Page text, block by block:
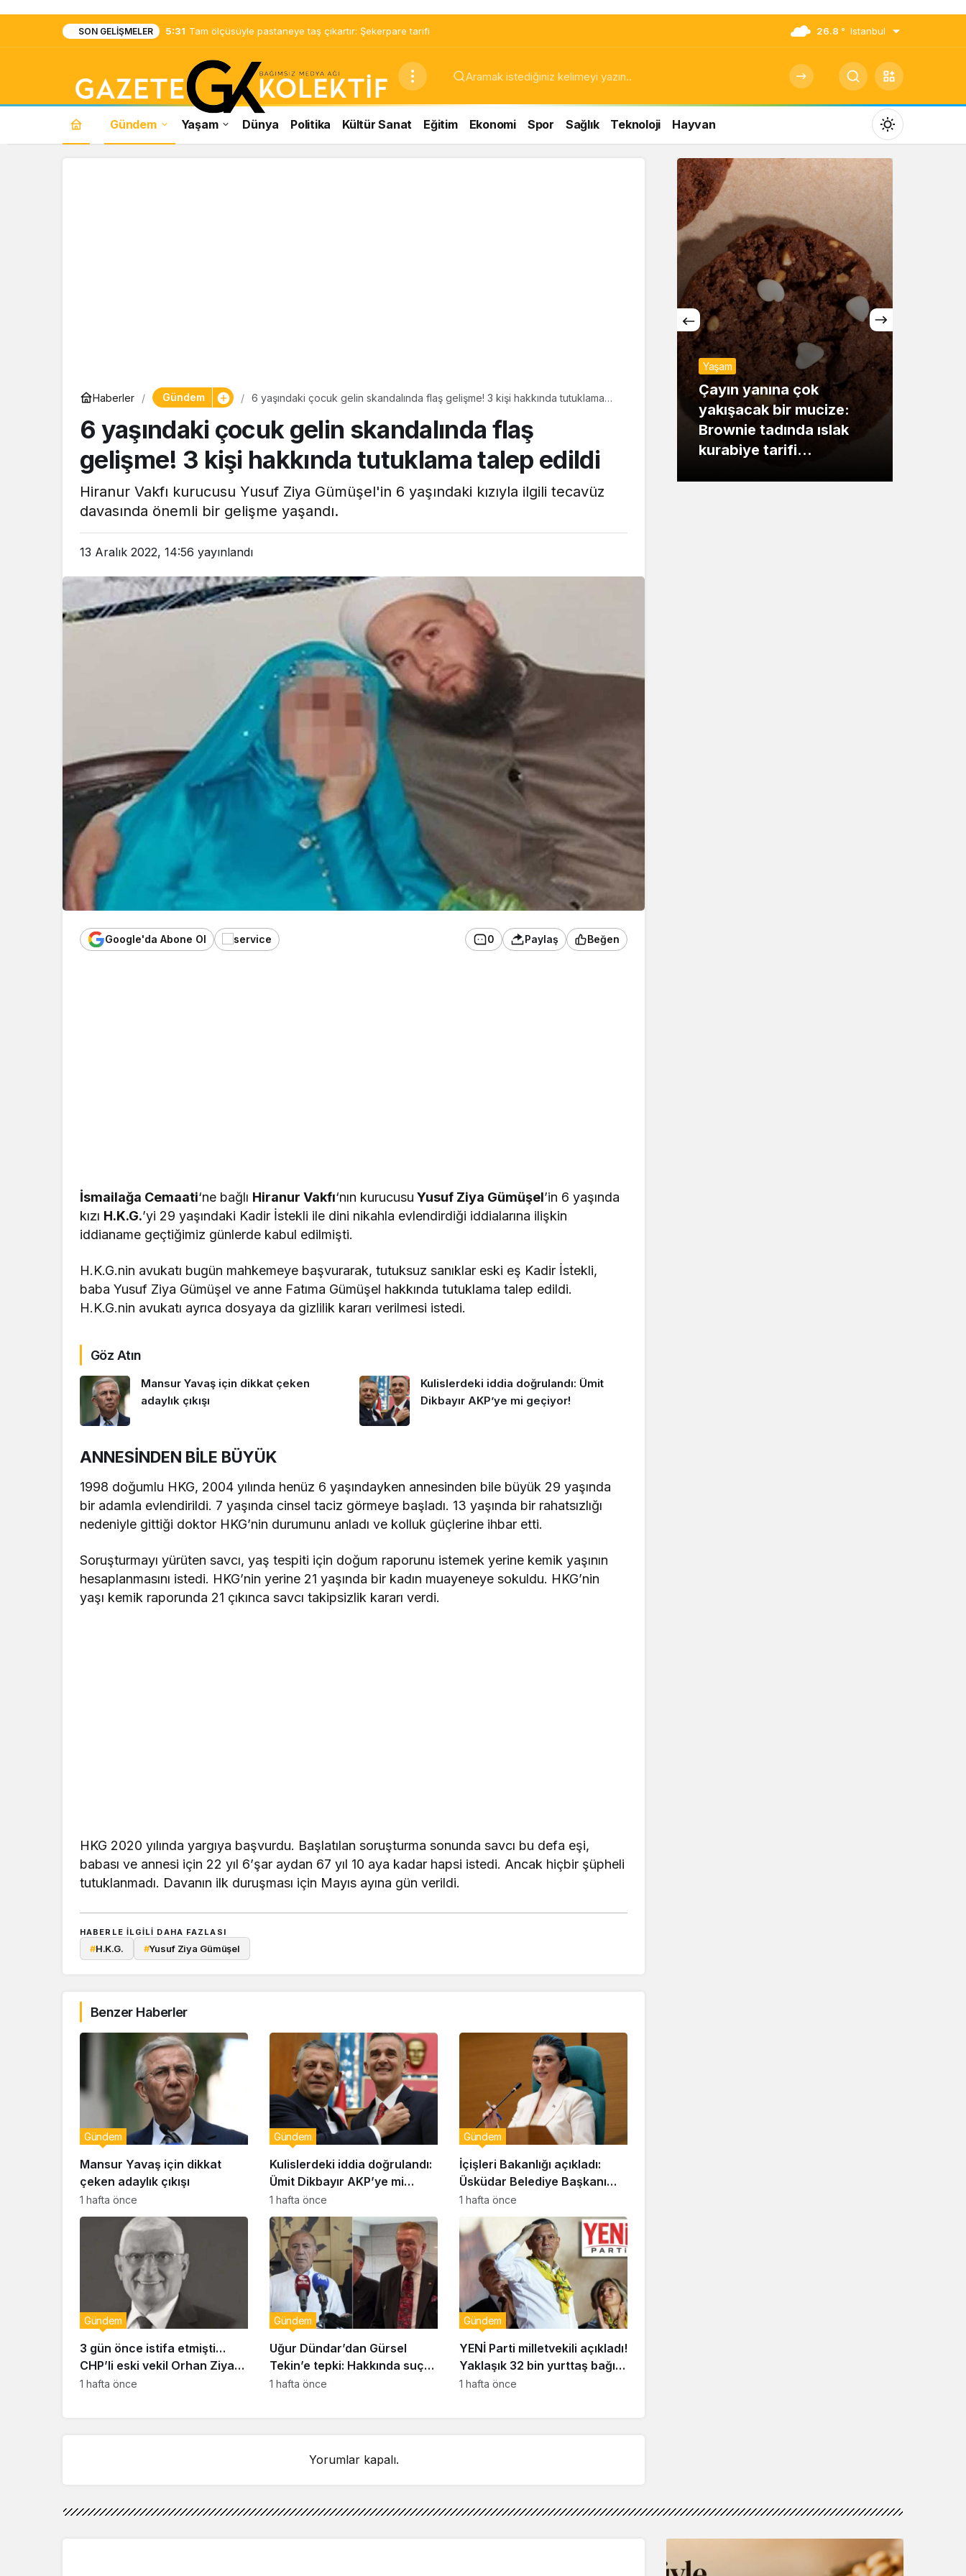
SON GELIŞMELER 5:31 Tam ölçüsüyle pastaneye taş çıkartır: Şekerpare tarifi 26.8 ° Istanbul
Gündem Yaşam Dünya Politika Kültür Sanat Eğitim Ekonomi Spor Sağlık Teknoloji Hayvan
Mod
değiştir
Gündüz Modu
Gündüz modunu seçin.
Gece Modu
Gece modunu seçin.
Sistem Modu
Sistem modunu seçin.
Haberler Gündem
6 yaşındaki çocuk gelin skandalında flaş gelişme! 3 kişi hakkında tutuklama
6 yaşındaki çocuk gelin skandalında flaş
gelişme! 3 kişi hakkında tutuklama talep edildi
Hiranur Vakfı kurucusu Yusuf Ziya Gümüşel'in 6 yaşındaki kızıyla ilgili tecavüz
davasında önemli bir gelişme yaşandı.
13 Aralık 2022, 14:56 yayınlandı
Google'da Abone Ol 0 Paylaş Beğen
İsmailağa Cemaati‘ne bağlı Hiranur Vakfı‘nın kurucusu Yusuf Ziya Gümüşel’in 6 yaşında
kızı H.K.G.’yi 29 yaşındaki Kadir İstekli ile dini nikahla evlendirdiği iddialarına ilişkin
iddianame geçtiğimiz günlerde kabul edilmişti.
H.K.G.nin avukatı bugün mahkemeye başvurarak, tutuksuz sanıklar eski eş Kadir İstekli,
baba Yusuf Ziya Gümüşel ve anne Fatıma Gümüşel hakkında tutuklama talep edildi.
H.K.G.nin avukatı ayrıca dosyaya da gizlilik kararı verilmesi istedi.
Göz Atın
Mansur Yavaş için dikkat çeken
adaylık çıkışı
Kulislerdeki iddia doğrulandı: Ümit
Dikbayır AKP’ye mi geçiyor!
ANNESİNDEN BİLE BÜYÜK
1998 doğumlu HKG, 2004 yılında henüz 6 yaşındayken annesinden bile büyük 29 yaşında
bir adamla evlendirildi. 7 yaşında cinsel taciz görmeye başladı. 13 yaşında bir rahatsızlığı
nedeniyle gittiği doktor HKG’nin durumunu anladı ve kolluk güçlerine ihbar etti.
Soruşturmayı yürüten savcı, yaş tespiti için doğum raporunu istemek yerine kemik yaşının
hesaplanmasını istedi. HKG’nin yerine 21 yaşında bir kadın muayeneye sokuldu. HKG’nin
yaşı kemik raporunda 21 çıkınca savcı takipsizlik kararı verdi.
HKG 2020 yılında yargıya başvurdu. Başlatılan soruşturma sonunda savcı bu defa eşi,
babası ve annesi için 22 yıl 6’şar aydan 67 yıl 10 aya kadar hapsi istedi. Ancak hiçbir şüpheli
tutuklanmadı. Davanın ilk duruşması için Mayıs ayına gün verildi.
HABERLE ILGILI DAHA FAZLASI
#H.K.G. #Yusuf Ziya Gümüşel
Benzer Haberler
Mansur Yavaş için dikkat
çeken adaylık çıkışı
Gündem
1 hafta önce
Kulislerdeki iddia doğrulandı:
Ümit Dikbayır AKP’ye mi
geçiyor!
Gündem
1 hafta önce
İçişleri Bakanlığı açıkladı:
Üsküdar Belediye Başkanı
Sinem Dedetaş görevden
uzaklaştırıldı
Gündem
1 hafta önce
3 gün önce istifa etmişti…
CHP’li eski vekil Orhan Ziya
Diren hayatını kaybetti!
Gündem
1 hafta önce
Uğur Dündar’dan Gürsel
Tekin’e tepki: Hakkında suç
duyurusunda bulunacağım
Gündem
1 hafta önce
YENİ Parti milletvekili açıkladı!
Yaklaşık 32 bin yurttaş bağış
yaptı: Ne kadar toplandı?
Gündem
1 hafta önce
Yorumlar kapalı.
Tam ölçüsüyle
pastaneye taş çıkartır:
Şekerpare tarifi
Yaşam
Çayın yanına çok
yakışacak bir mucize:
Brownie tadında ıslak
kurabiye tarifi…